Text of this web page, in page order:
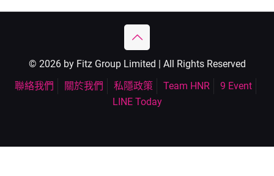
© 2026 by Fitz Group Limited | All Rights Reserved
聯絡我們
關於我們 私隱政策 Team HNR
9 Event
LINE Today